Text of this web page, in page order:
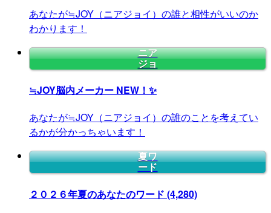
あなたが≒JOY（ニアジョイ）の誰と相性がいいのか
わかります！
ニア
ジョ
≒JOY脳内メーカー NEW！✨
あなたが≒JOY（ニアジョイ）の誰のことを考えてい
るかが分かっちゃいます！
夏ワ
ード
２０２６年夏のあなたのワード (4,280)